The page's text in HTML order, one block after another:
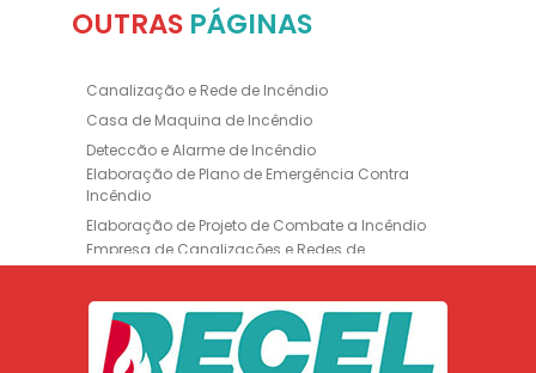
OUTRAS PÁGINAS
Canalização e Rede de Incêndio
Casa de Maquina de Incêndio
Deteccão e Alarme de Incêndio
Elaboração de Plano de Emergência Contra
Incêndio
Elaboração de Projeto de Combate a Incêndio
Empresa de Canalizações e Redes de
Incêndio
Empresa de Extintores
Empresa de Formação de Brigada
Empresa de Instalação de Luminária de